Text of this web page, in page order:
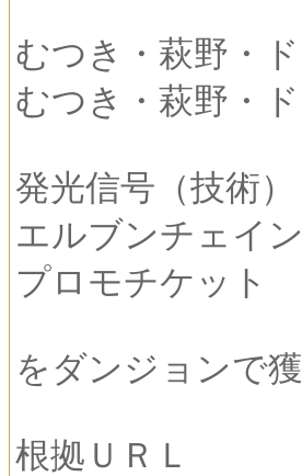
むつき・萩野・
むつき・萩野・
発光信号（技術）
エルブンチェイ
プロモチケット
をダンジョンで獲
根拠ＵＲＬ